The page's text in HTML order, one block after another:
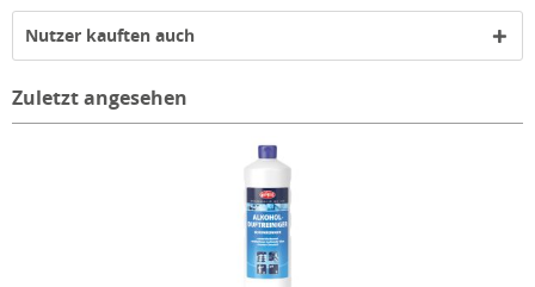
Nutzer kauften auch
Zuletzt angesehen